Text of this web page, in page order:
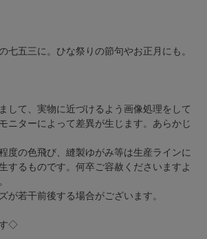
七五三に。ひな祭りの節句やお正月にも。
して、実物に近づけるよう画像処理をして
ニターによって差異が生じます。あらかじ
度の色飛び、縫製ゆがみ等は生産ラインに
するものです。何卒ご容赦くださいますよ
が若干前後する場合がございます。
◇